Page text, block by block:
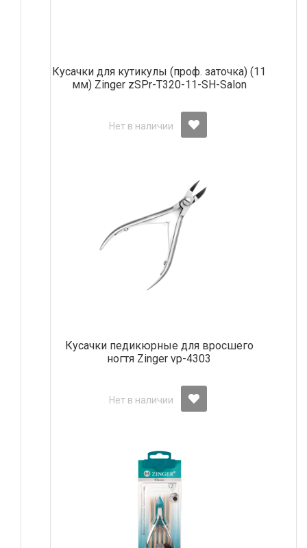
Кусачки для кутикулы (проф. заточка) (11
мм) Zinger zSPr-T320-11-SH-Salon
Нет в наличии
Кусачки педикюрные для вросшего
ногтя Zinger vp-4303
Нет в наличии